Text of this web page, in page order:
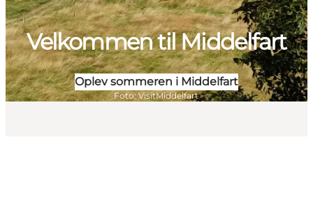
Velkommen til Middelfart
Oplev sommeren i Middelfart
Foto: VisitMiddelfart